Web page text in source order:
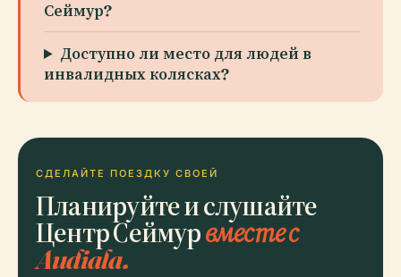
Сеймур?
Доступно ли место для людей в
инвалидных колясках?
СДЕЛАЙТЕ ПОЕЗДКУ СВОЕЙ
Планируйте и слушайте
Центр Сеймурвместе с
Audiala.